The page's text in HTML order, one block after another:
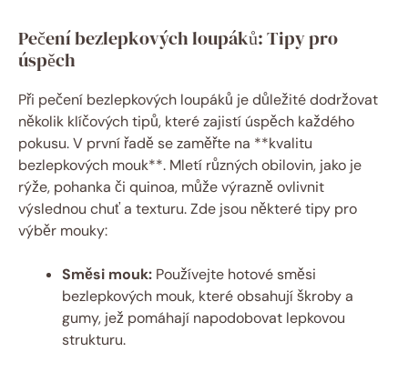
Pečení bezlepkových loupáků: Tipy pro
úspěch
Při pečení bezlepkových loupáků je důležité dodržovat
několik klíčových tipů, které zajistí úspěch každého
pokusu. V první řadě se zaměřte na **kvalitu
bezlepkových mouk**. Mletí různých obilovin, jako je
rýže, pohanka či quinoa, může výrazně ovlivnit
výslednou chuť a texturu. Zde jsou některé tipy pro
výběr mouky:
Směsi mouk: Používejte hotové směsi
bezlepkových mouk, které obsahují škroby a
gumy, jež pomáhají napodobovat lepkovou
strukturu.